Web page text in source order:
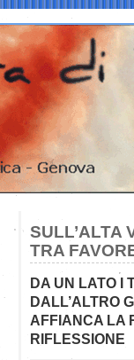
SULL’ALTA
TRA
DA UN LATO I
DALL’ALTRO
AFFIANCA LA
RIFLESSIONE